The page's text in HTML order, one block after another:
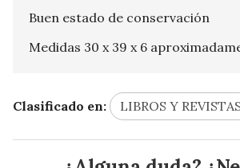
Buen estado de conservación
Medidas 30 x 39 x 6
Clasificado en: LIBROS Y REVISTAS